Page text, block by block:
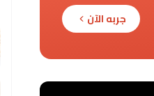
جربه الآن